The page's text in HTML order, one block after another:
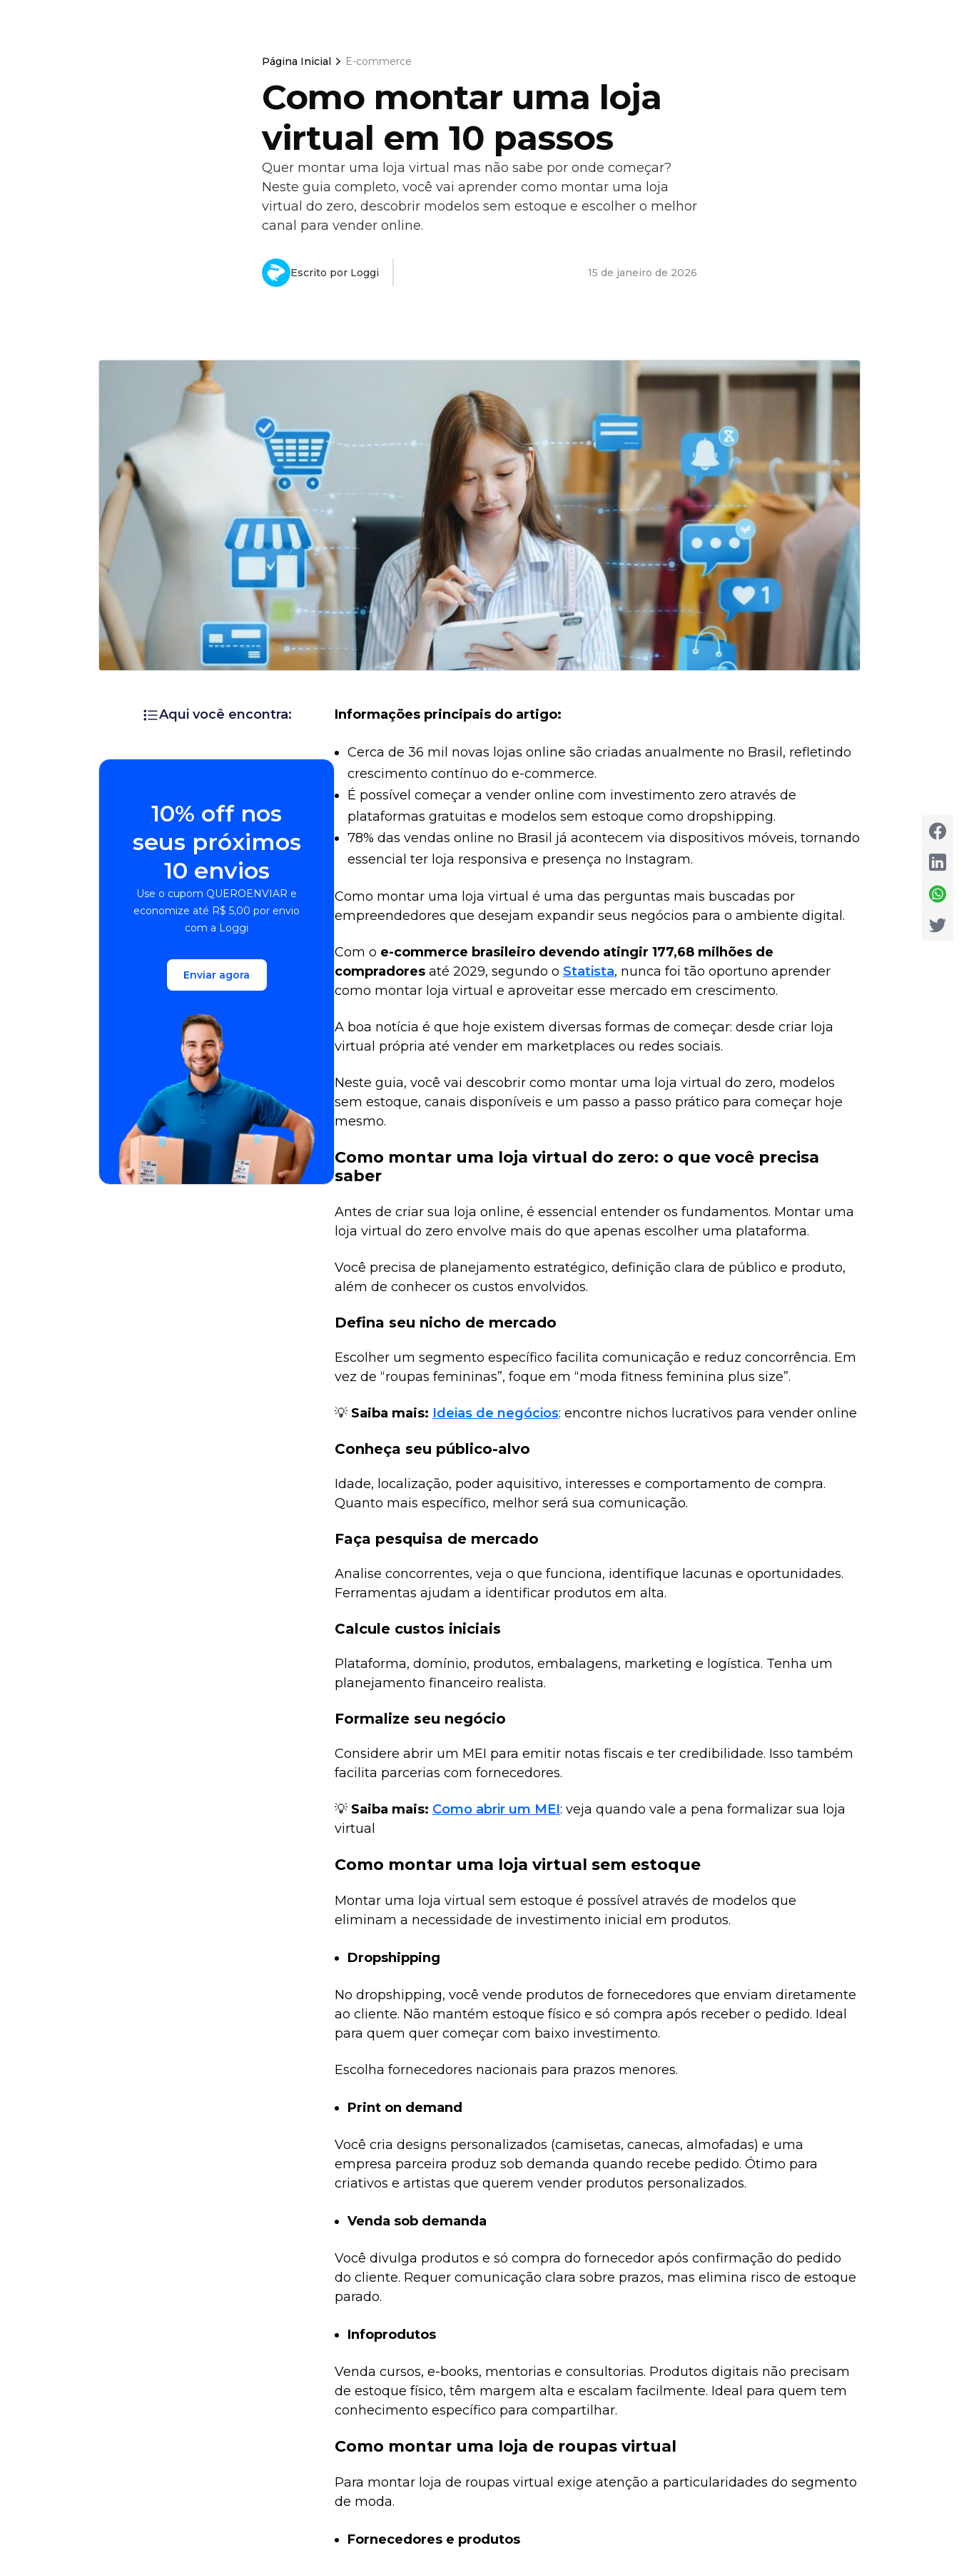
Página Inicial E-commerce
Como montar uma loja
virtual em 10 passos
Quer montar uma loja virtual mas não sabe por onde começar?
Neste guia completo, você vai aprender como montar uma loja
virtual do zero, descobrir modelos sem estoque e escolher o melhor
canal para vender online.
Escrito por Loggi 15 de janeiro de 2026
Aqui você encontra:
10% off nos
seus próximos
10 envios
Use o cupom QUEROENVIAR e
economize até R$ 5,00 por envio
com a Loggi
Enviar agora
Informações principais do artigo:
Cerca de 36 mil novas lojas online são criadas anualmente no Brasil, refletindo
crescimento contínuo do e-commerce.
É possível começar a vender online com investimento zero através de
plataformas gratuitas e modelos sem estoque como dropshipping.
78% das vendas online no Brasil já acontecem via dispositivos móveis, tornando
essencial ter loja responsiva e presença no Instagram.
Como montar uma loja virtual é uma das perguntas mais buscadas por
empreendedores que desejam expandir seus negócios para o ambiente digital.
Com o e-commerce brasileiro devendo atingir 177,68 milhões de
compradores até 2029, segundo o Statista, nunca foi tão oportuno aprender
como montar loja virtual e aproveitar esse mercado em crescimento.
A boa notícia é que hoje existem diversas formas de começar: desde criar loja
virtual própria até vender em marketplaces ou redes sociais.
Neste guia, você vai descobrir como montar uma loja virtual do zero, modelos
sem estoque, canais disponíveis e um passo a passo prático para começar hoje
mesmo.
Como montar uma loja virtual do zero: o que você precisa
saber
Antes de criar sua loja online, é essencial entender os fundamentos. Montar uma
loja virtual do zero envolve mais do que apenas escolher uma plataforma.
Você precisa de planejamento estratégico, definição clara de público e produto,
além de conhecer os custos envolvidos.
Defina seu nicho de mercado
Escolher um segmento específico facilita comunicação e reduz concorrência. Em
vez de “roupas femininas”, foque em “moda fitness feminina plus size”.
💡 Saiba mais: Ideias de negócios: encontre nichos lucrativos para vender online
Conheça seu público-alvo
Idade, localização, poder aquisitivo, interesses e comportamento de compra.
Quanto mais específico, melhor será sua comunicação.
Faça pesquisa de mercado
Analise concorrentes, veja o que funciona, identifique lacunas e oportunidades.
Ferramentas ajudam a identificar produtos em alta.
Calcule custos iniciais
Plataforma, domínio, produtos, embalagens, marketing e logística. Tenha um
planejamento financeiro realista.
Formalize seu negócio
Considere abrir um MEI para emitir notas fiscais e ter credibilidade. Isso também
facilita parcerias com fornecedores.
💡 Saiba mais: Como abrir um MEI: veja quando vale a pena formalizar sua loja
virtual
Como montar uma loja virtual sem estoque
Montar uma loja virtual sem estoque é possível através de modelos que
eliminam a necessidade de investimento inicial em produtos.
Dropshipping
No dropshipping, você vende produtos de fornecedores que enviam diretamente
ao cliente. Não mantém estoque físico e só compra após receber o pedido. Ideal
para quem quer começar com baixo investimento.
Escolha fornecedores nacionais para prazos menores.
Print on demand
Você cria designs personalizados (camisetas, canecas, almofadas) e uma
empresa parceira produz sob demanda quando recebe pedido. Ótimo para
criativos e artistas que querem vender produtos personalizados.
Venda sob demanda
Você divulga produtos e só compra do fornecedor após confirmação do pedido
do cliente. Requer comunicação clara sobre prazos, mas elimina risco de estoque
parado.
Infoprodutos
Venda cursos, e-books, mentorias e consultorias. Produtos digitais não precisam
de estoque físico, têm margem alta e escalam facilmente. Ideal para quem tem
conhecimento específico para compartilhar.
Como montar uma loja de roupas virtual
Para montar loja de roupas virtual exige atenção a particularidades do segmento
de moda.
Fornecedores e produtos